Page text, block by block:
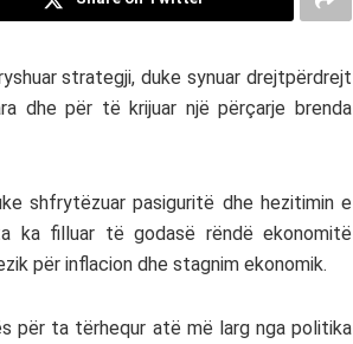
strategji, duke synuar drejtpërdrejt
dhe për të krijuar një përçarje brenda
shfrytëzuar pasiguritë dhe hezitimin e
ka filluar të godasë rëndë ekonomitë
për inflacion dhe stagnim ekonomik.
për ta tërhequr atë më larg nga politika